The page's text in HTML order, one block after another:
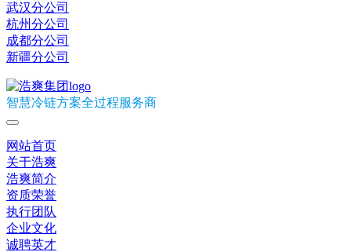
武汉分公司
杭州分公司
成都分公司
新疆分公司
智慧冷链方案全过程服务商
网站首页
关于浩爽
浩爽简介
资质荣誉
执行团队
企业文化
诚聘英才